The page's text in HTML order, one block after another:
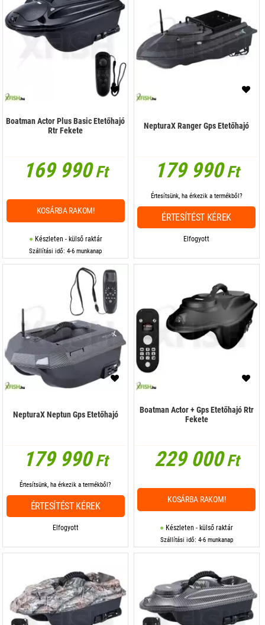
Boatman Actor Plus Basic Etetőhajó
Rtr Fekete
169 990Ft
Készleten - külső raktár
Szállítási idő: 4-6 munkanap
KOSÁRBA RAKOM!
NepturaX Ranger Gps Etetőhajó
179 990Ft
Elfogyott
Értesítsünk, ha érkezik a termékből?
ÉRTESÍTÉST KÉREK
NepturaX Neptun Gps Etetőhajó
179 990Ft
Elfogyott
Értesítsünk, ha érkezik a termékből?
ÉRTESÍTÉST KÉREK
Boatman Actor + Gps Etetőhajó Rtr
Fekete
229 000Ft
Készleten - külső raktár
Szállítási idő: 4-6 munkanap
KOSÁRBA RAKOM!